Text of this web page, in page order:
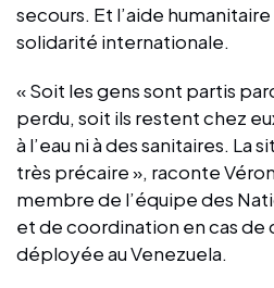
secours. Et l’aide
solidarité internationale.
« Soit les gens sont partis
perdu, soit ils restent chez
à l’eau ni à des sanitaires. La
très précaire », raconte
membre de l’équipe des
et de coordination en cas de
déployée au Venezuela.